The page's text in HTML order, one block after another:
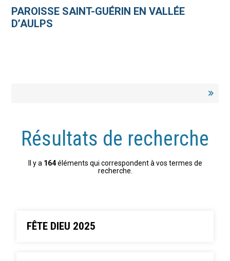
contenu.
personnelsPAROISSE SAINT-GUÉRIN EN VALLÉE
D’AULPS
Résultats de recherche
Il y a 164éléments qui correspondent à vos termes de
recherche.
FÊTE DIEU 2025